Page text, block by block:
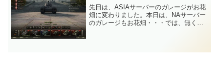
先日は、ASIAサーバーのガレージがお花
畑に変わりました。本日は、NAサーバー
のガレージもお花畑・・・では、無くど